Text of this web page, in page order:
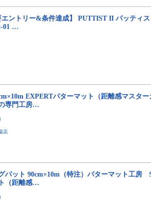
エントリー&条件達成】 PUTTIST II パッティ
01 …
EXPERTパターマット（距離感マスター
専門工房…
店
パット 90cm×10m（特注）パターマット工房
（距離感…